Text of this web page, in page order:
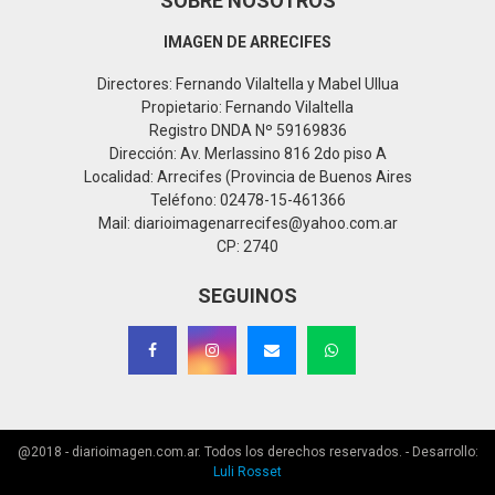
IMAGEN DE ARRECIFES
Directores: Fernando Vilaltella y Mabel Ullua
Propietario: Fernando Vilaltella
Registro DNDA Nº 59169836
Dirección: Av. Merlassino 816 2do piso A
Localidad: Arrecifes (Provincia de Buenos Aires
Teléfono: 02478-15-461366
Mail: diarioimagenarrecifes@yahoo.com.ar
CP: 2740
SEGUINOS
@2018 - diarioimagen.com.ar. Todos los derechos reservados. - Desarrollo:
Luli Rosset